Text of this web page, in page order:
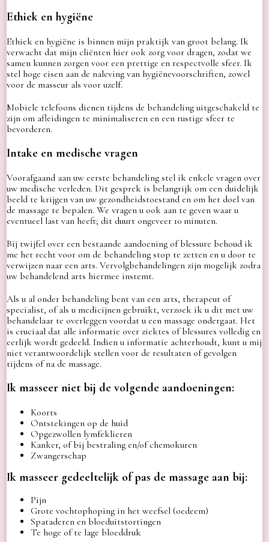
Ethiek en hygiëne
Ethiek en hygiëne is binnen mijn praktijk van groot belang. Ik
verwacht dat mijn cliënten hier ook zorg voor dragen, zodat we
samen kunnen zorgen voor een prettige en respectvolle sfeer. Ik
stel hoge eisen aan de naleving van hygiënevoorschriften, zowel
voor de masseur als voor uzelf.
Mobiele telefoons dienen tijdens de behandeling uitgeschakeld te
zijn om afleidingen te minimaliseren en een rustige sfeer te
bevorderen.
Intake en medische vragen
Voorafgaand aan uw eerste behandeling stel ik enkele vragen over
uw medische verleden. Dit gesprek is belangrijk om een duidelijk
beeld te krijgen van uw gezondheidstoestand en om het doel van
de massage te bepalen. We vragen u ook aan te geven waar u
eventueel last van heeft; dit duurt ongeveer 10 minuten.
Bij twijfel over een bestaande aandoening of blessure behoud ik
me het recht voor om de behandeling stop te zetten en u door te
verwijzen naar een arts. Vervolgbehandelingen zijn mogelijk zodra
uw behandelend arts hiermee instemt.
Als u al onder behandeling bent van een arts, therapeut of
specialist, of als u medicijnen gebruikt, verzoek ik u dit met uw
behandelaar te overleggen voordat u een massage ondergaat. Het
is cruciaal dat alle informatie over ziektes of blessures volledig en
eerlijk wordt gedeeld. Indien u informatie achterhoudt, kunt u mij
niet verantwoordelijk stellen voor de resultaten of gevolgen
tijdens of na de massage.
Ik masseer niet bij de volgende aandoeningen:
Koorts
Ontstekingen op de huid
Opgezwollen lymfeklieren
Kanker, of bij bestraling en/of chemokuren
Zwangerschap
Ik masseer gedeeltelijk of pas de massage aan bij:
Pijn
Grote vochtophoping in het weefsel (oedeem)
Spataderen en bloeduitstortingen
Te hoge of te lage bloeddruk